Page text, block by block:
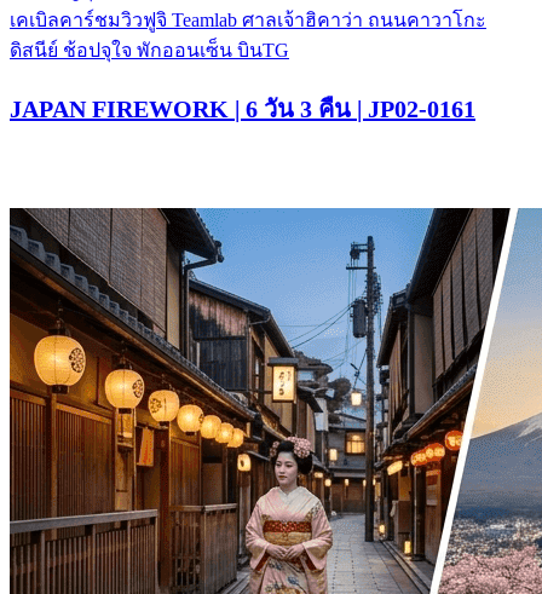
JAPAN FIREWORK | 6 วัน 3 คืน | JP02-0161